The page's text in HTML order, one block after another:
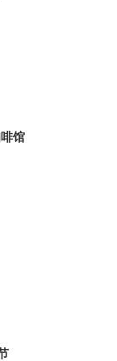
馆